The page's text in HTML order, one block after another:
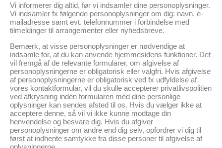
Vi informerer dig altid, før vi indsamler dine personoplysninger.
Vi indsamler fx følgende personoplysninger om dig: navn, e-
mailadresse samt evt. telefonnummer i forbindelse med
tilmeldinger til arrangementer eller nyhedsbreve.
Bemærk, at visse personoplysninger er nødvendige at
indsamle for, at du kan anvende hjemmesidens funktioner. Det
vil fremgå af de relevante formularer, om afgivelse af
personoplysningerne er obligatorisk eller valgfri. Hvis afgivelse
af personoplysningerne er obligatorisk ved fx udfyldelse af
vores kontaktformular, vil du skulle accepterer privatlivspolitien
ved afkrysning inden formularen med dine personlige
oplysninger kan sendes afsted til os. Hvis du vælger ikke at
acceptere denne, så vil vi ikke kunne modtage din
henvendelse og besvare dig. Hvis du afgiver
personoplysninger om andre end dig selv, opfordrer vi dig til
først at indhente samtykke fra disse personer til afgivelse af